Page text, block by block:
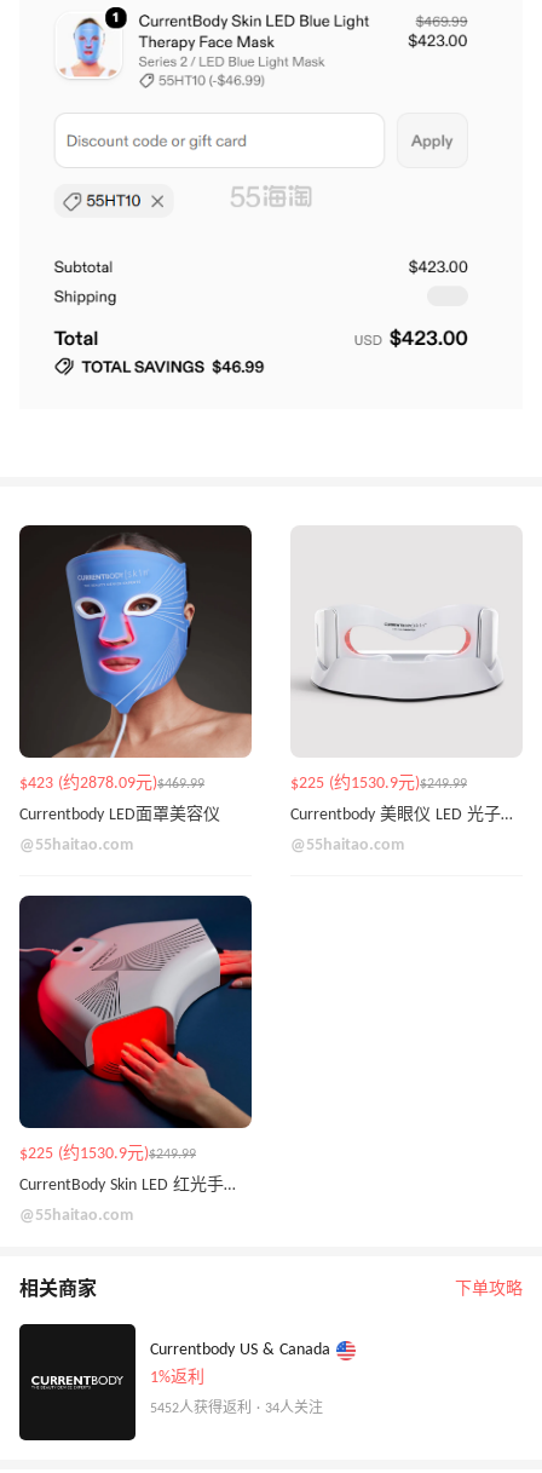
$423 (约2878.09元)$469.99
Currentbody LED面罩美容仪
@55haitao.com
$225 (约1530.9元)$249.99
Currentbody 美眼仪 LED 光子嫩肤眼罩
@55haitao.com
$225 (约1530.9元)$249.99
CurrentBody Skin LED 红光手部抗衰老仪
@55haitao.com
相关商家 下单攻略
Currentbody US & Canada
1%返利
5452人获得返利 · 34人关注